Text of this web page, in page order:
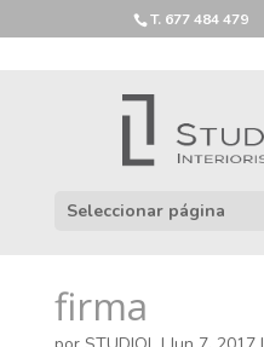
T. 677 484 479
Seleccionar página
firma